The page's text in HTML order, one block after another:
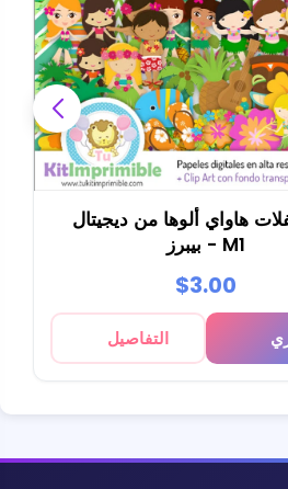
هاواي ألوها من ديجيتال
بيبرز - M1
$3.00
التفاصيل